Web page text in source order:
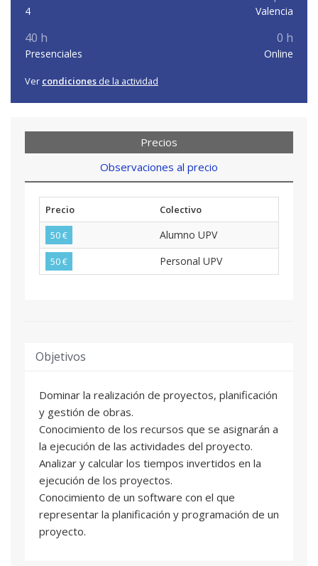
4 Valencia
40 h
Presenciales
0 h
Online
Ver condiciones de la actividad
Precios
Observaciones al precio
Precio
Colectivo
50 €
Alumno UPV
50 € Personal UPV
Objetivos
Dominar la realización de proyectos, planificación
y gestión de obras.
Conocimiento de los recursos que se asignarán a
la ejecución de las actividades del proyecto.
Analizar y calcular los tiempos invertidos en la
ejecución de los proyectos.
Conocimiento de un software con el que
representar la planificación y programación de un
proyecto.